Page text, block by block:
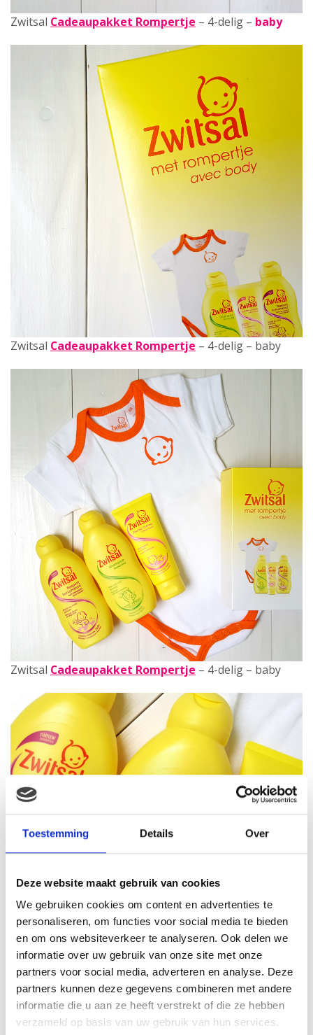
Toestemming Details Over
Deze website maakt gebruik van cookies
We gebruiken cookies om content en advertenties te
personaliseren, om functies voor social media te bieden
en om ons websiteverkeer te analyseren. Ook delen we
informatie over uw gebruik van onze site met onze
partners voor social media, adverteren en analyse. Deze
partners kunnen deze gegevens combineren met andere
informatie die u aan ze heeft verstrekt of die ze hebben
verzameld op basis van uw gebruik van hun services.
Zwitsal Cadeaupakket Rompertje – 4-delig – baby
Zwitsal Cadeaupakket Rompertje – 4-delig – baby
Zwitsal Cadeaupakket Rompertje – 4-delig – baby
ZwitsalSchuimbad, Shampoo en créme.